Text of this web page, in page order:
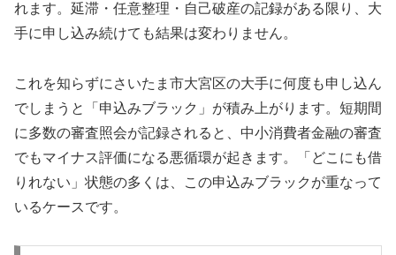
れます。延滞・任意整理・自己破産の記録がある限り、大
手に申し込み続けても結果は変わりません。
これを知らずにさいたま市大宮区の大手に何度も申し込ん
でしまうと「申込みブラック」が積み上がります。短期間
に多数の審査照会が記録されると、中小消費者金融の審査
でもマイナス評価になる悪循環が起きます。「どこにも借
りれない」状態の多くは、この申込みブラックが重なって
いるケースです。